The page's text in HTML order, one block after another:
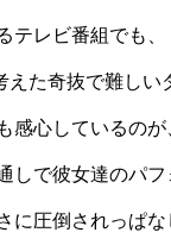
テレビ番組でも、
た奇抜で難しい
感心しているのが
しで彼女達のパ
に圧倒されっぱな